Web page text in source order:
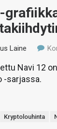
Laine
Navi 12
-sarjassa.
Kryptolouhinta